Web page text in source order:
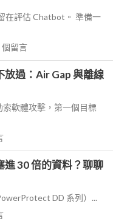
在評估 Chatbot。 準備一
個留言
過：Air Gap 與離線
軟體攻擊，第一個目標
30 倍的資料？聊聊
DD 系列）...